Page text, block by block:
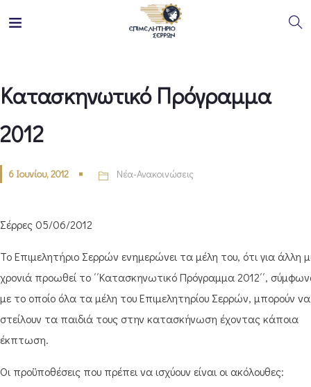
Κατασκηνωτικό Πρόγραμμα
2012
6 Ιουνίου, 2012 Νέα-Ανακοινώσεις
Σέρρες 05/06/2012
Το Επιμελητήριο Σερρών ενημερώνει τα μέλη του, ότι για άλλη
χρονιά προωθεί το ΄΄Κατασκηνωτικό Πρόγραμμα 2012΄΄,
με το οποίο όλα τα μέλη του Επιμελητηρίου Σερρών, μπορούν να
στείλουν τα παιδιά τους στην κατασκήνωση έχοντας κάποια
έκπτωση.
Οι προϋποθέσεις που πρέπει να ισχύουν είναι οι ακόλουθες: